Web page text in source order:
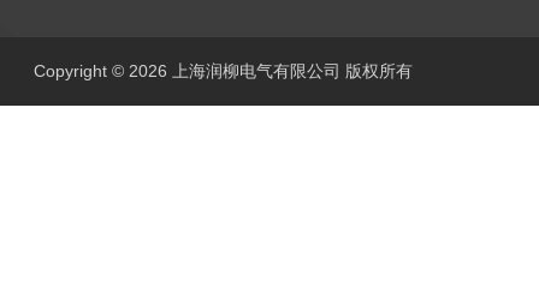
Copyright © 2026 上海润柳电气有限公司 版权所有